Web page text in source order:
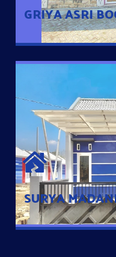
GRIYA ASRI
SURYA
SURYA
Satu-satunya Hunian
jutaan dengan lokasi